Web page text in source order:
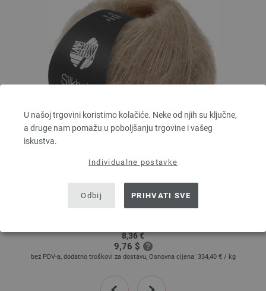
U našoj trgovini koristimo kolačiće. Neke od njih su ključne,
a druge nam pomažu u poboljšanju trgovine i vašeg
iskustva.
Individualne postavke
Odbij PRIHVATI SVE
Lana Grossa
SILKHAIR
70 % Mohair, 30 % Svila
Dužina: otprilike 210 m / 25 g
8,36 €
9,76 $
bez PDV-a, dodatno troškovi za dostavu, Osnovna cijena: 334,40 € / kg
prev next